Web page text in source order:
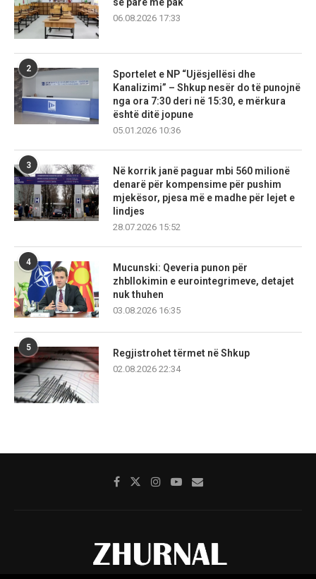
06.08.2026 17:33
2
Sportelet e NP “Ujësjellësi dhe
Kanalizimi” – Shkup nesër do të punojnë
nga ora 7:30 deri në 15:30, e mërkura
është ditë jopune
05.01.2026 10:36
3
Në korrik janë paguar mbi 560 milionë
denarë për kompensime për pushim
mjekësor, pjesa më e madhe për lejet e
lindjes
28.07.2026 15:52
4
Mucunski: Qeveria punon për
zhbllokimin e eurointegrimeve, detajet
nuk thuhen
03.08.2026 16:35
5
Regjistrohet tërmet në Shkup
02.08.2026 22:34